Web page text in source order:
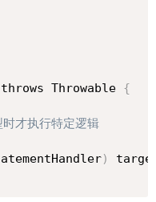
throws Throwable {
才执行特定逻辑
) target